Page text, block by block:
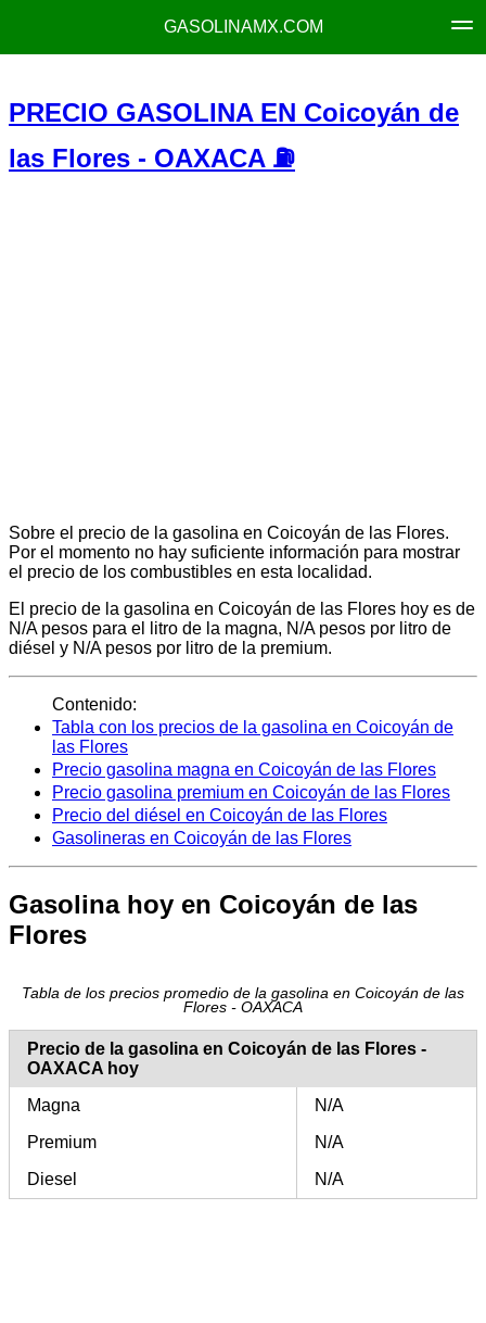
GASOLINAMX.COM
PRECIO GASOLINA EN Coicoyán de
las Flores - OAXACA ⛽
Sobre el precio de la gasolina en Coicoyán de las Flores.
Por el momento no hay suficiente información para mostrar
el precio de los combustibles en esta localidad.
El precio de la gasolina en Coicoyán de las Flores hoy es de
N/A pesos para el litro de la magna, N/A pesos por litro de
diésel y N/A pesos por litro de la premium.
Contenido:
Tabla con los precios de la gasolina en Coicoyán de
las Flores
Precio gasolina magna en Coicoyán de las Flores
Precio gasolina premium en Coicoyán de las Flores
Precio del diésel en Coicoyán de las Flores
Gasolineras en Coicoyán de las Flores
Gasolina hoy en Coicoyán de las
Flores
Tabla de los precios promedio de la gasolina en Coicoyán de las
Flores - OAXACA
Precio de la gasolina en Coicoyán de las Flores -
OAXACA hoy
Magna
N/A
Premium
N/A
Diesel
N/A